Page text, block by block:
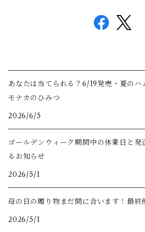
あなたは当てられる？6/19発売・夏のハ
モナカのひみつ
2026/6/5
ゴールデンウィーク期間中の休業日と発
るお知らせ
2026/5/1
母の日の贈り物まだ間に合います！最終
2026/5/1